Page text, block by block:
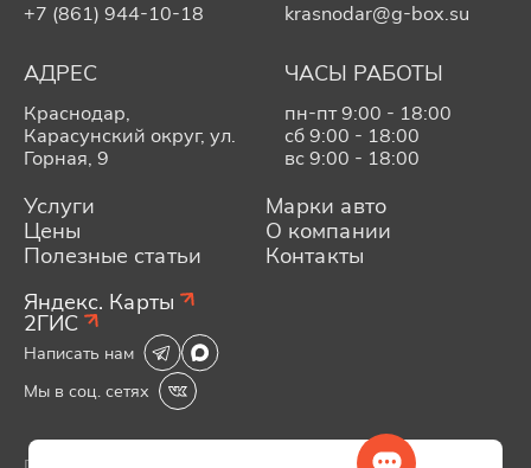
+7 (861) 944-10-18 krasnodar@g-box.su
АДРЕС
Краснодар,
Карасунский округ, ул.
Горная, 9
ЧАСЫ РАБОТЫ
пн-пт 9:00 - 18:00
сб 9:00 - 18:00
вс 9:00 - 18:00
Услуги
Марки авто
Цены
О компании
Полезные статьи
Контакты
Яндекс. Карты
2ГИС
Написать нам
Мы в соц. сетях